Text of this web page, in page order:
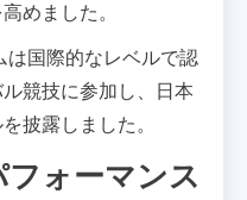
めました。
は国際的なレベルで認
競技に参加し、日本
披露しました。
ォーマンス